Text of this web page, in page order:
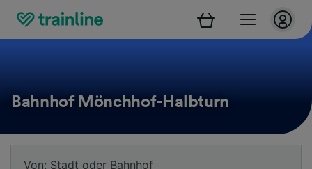
Bahnhof Mönchhof-Halbturn